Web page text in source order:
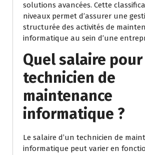
solutions avancées. Cette
niveaux permet d’assurer une
structurée des activités de
informatique au sein d’une
Quel salaire
technicien de
maintenance
informatique ?
Le salaire d’un technicien de
informatique peut varier en